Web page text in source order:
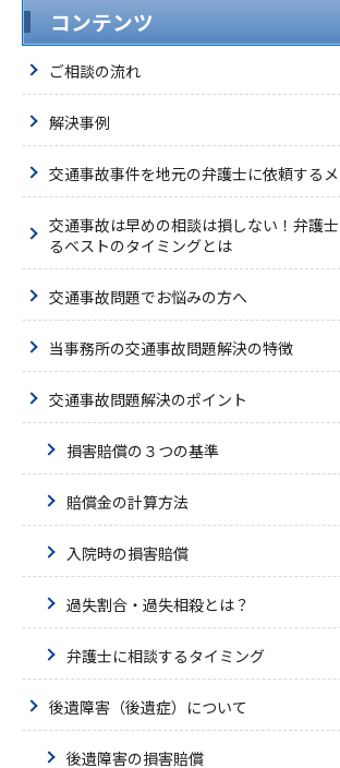
コンテンツ
ご相談の流れ
解決事例
交通事故事件を地元の弁護士に依頼する
交通事故は早めの相談は損しない！弁護
るベストのタイミングとは
交通事故問題でお悩みの方へ
当事務所の交通事故問題解決の特徴
交通事故問題解決のポイント
損害賠償の３つの基準
賠償金の計算方法
入院時の損害賠償
過失割合・過失相殺とは？
弁護士に相談するタイミング
後遺障害（後遺症）について
後遺障害の損害賠償